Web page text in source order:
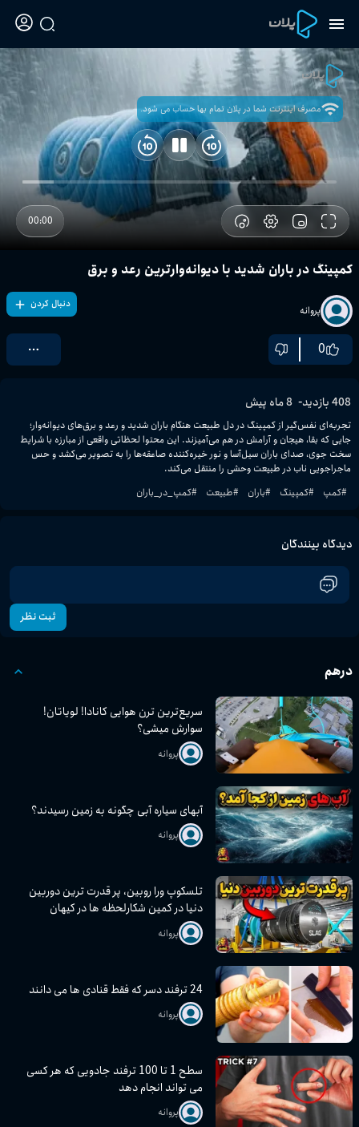
مصرف اینترنت شما در پلان تمام بها حساب می شود.
00:00
کمپینگ در باران شدید با دیوانه‌وارترین رعد و برق
پروانه دنبال کردن
0
408بازدید- 8 ماه پیش
تجربه‌ای نفس‌گیر از کمپینگ در دل طبیعت هنگام باران شدید و رعد و برق‌های دیوانه‌وار؛
جایی که بقا، هیجان و آرامش در هم می‌آمیزند. این محتوا لحظاتی واقعی از مبارزه با شرایط
سخت جوی، صدای باران سیل‌آسا و نور خیره‌کننده صاعقه‌ها را به تصویر می‌کشد و حس
ماجراجویی ناب در طبیعت وحشی را منتقل می‌کند.
#کمپ #کمپینگ #باران #طبیعت #کمپ_در_باران
دیدگاه بینندگان
ثبت نظر
درهم
سریع‌ترین ترن هوایی کانادا! لویاتان!
سوارش میشی؟
پروانه
آبهای سیاره آبی چگونه به زمین رسیدند؟
پروانه
تلسکوپ ورا روبین، پر قدرت ترین دوربین
دنیا در کمین شکارلحظه ها در کیهان
پروانه
24 ترفند دسر که فقط قنادی ها می دانند
پروانه
سطح 1 تا 100 ترفند جادویی که هر کسی
می تواند انجام دهد
پروانه